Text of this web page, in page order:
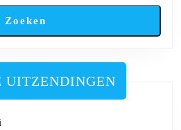
Zoeken
UITZENDINGEN